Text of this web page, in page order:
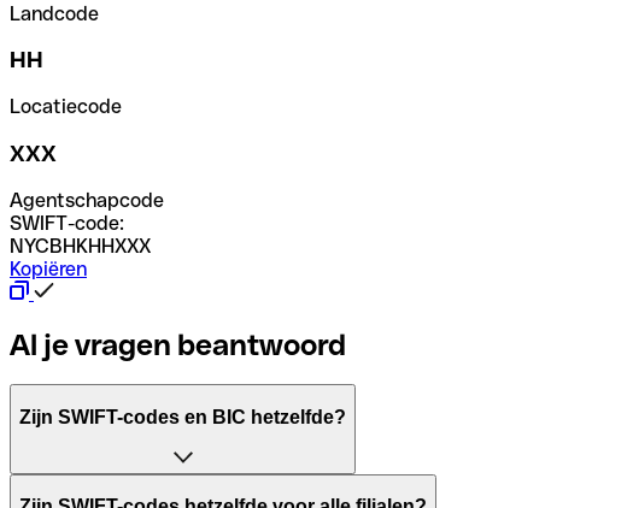
Landcode
HH
Locatiecode
XXX
Agentschapcode
SWIFT-code:
NYCBHKHHXXX
Kopiëren
Al je vragen beantwoord
Zijn SWIFT-codes en BIC hetzelfde?